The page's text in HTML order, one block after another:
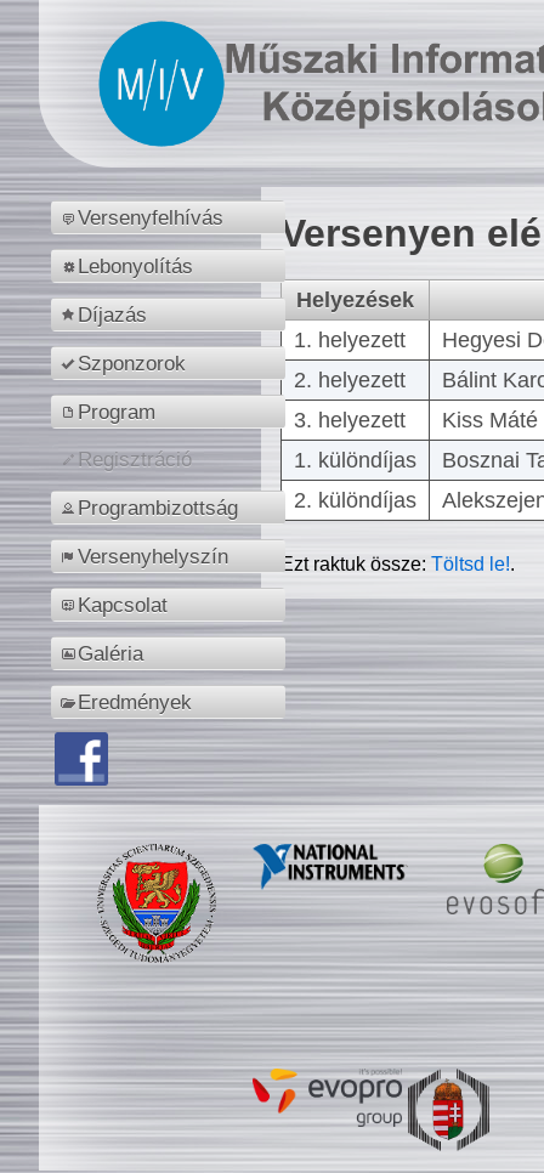
Versenyfelhívás
Lebonyolítás
Díjazás
Szponzorok
Program
Regisztráció
Programbizottság
Versenyhelyszín
Kapcsolat
Galéria
Eredmények
Versenyen
Helyezések
1. helyezett
Hegyesi
2. helyezett
Bálint
3. helyezett
Kiss
1. különdíjas
Bosznai
2. különdíjas
Ezt raktuk össze:Töltsd le!.